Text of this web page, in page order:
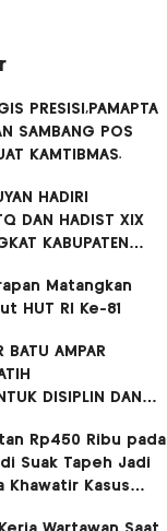
PRESISI,PAMAPTA
SAMBANG POS
KAMTIBMAS.
HADIRI
DAN HADIST XlX
KABUPATEN
2026
Matangkan
HUT RI Ke-81
BATU AMPAR
DISIPLIN DAN
GENERASI MUDA.
Rp450 Ribu pada
Suak Tapeh Jadi
Khawatir Kasus